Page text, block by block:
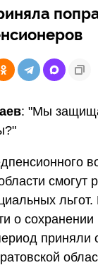
: "Мы
смогут
о
приняли